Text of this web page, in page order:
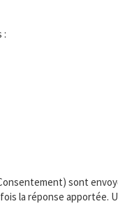
:
sont
la réponse apportée.